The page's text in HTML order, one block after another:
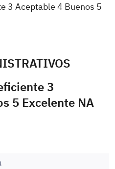
3 Aceptable 4 Buenos 5
3
5 Excelente NA